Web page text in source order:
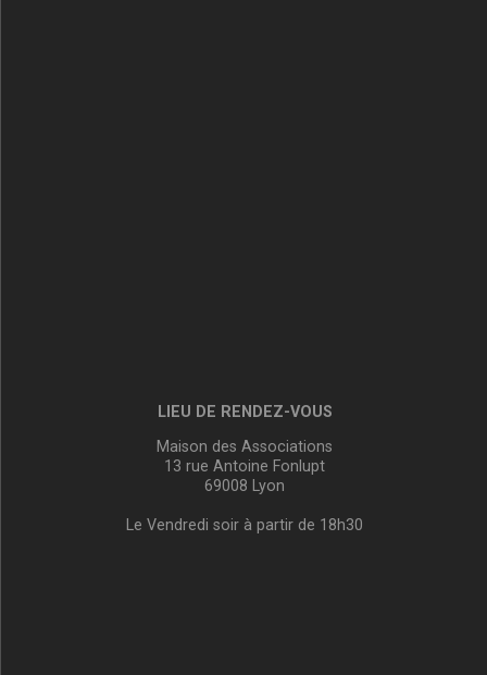
LIEU DE RENDEZ-VOUS
Maison des Associations
13 rue Antoine Fonlupt
69008 Lyon
Le Vendredi soir à partir de 18h30